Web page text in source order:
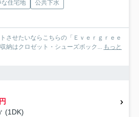
な住宅地
公共下水
させたいならこちらの「Ｅｖｅｒｇｒｅｅ
納はクロゼット・シューズボック... もっと
(1DK)